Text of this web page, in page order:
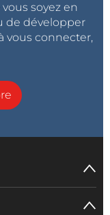
soyez en
de développer
vous connecter,